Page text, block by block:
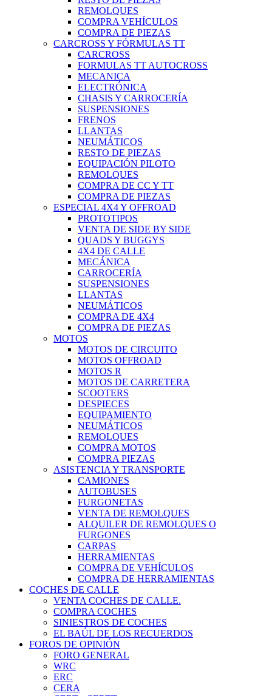
REMOLQUES
COMPRA VEHÍCULOS
COMPRA DE PIEZAS
CARCROSS Y FÓRMULAS TT
CARCROSS
FORMULAS TT AUTOCROSS
MECANICA
ELECTRÓNICA
CHASIS Y CARROCERÍA
SUSPENSIONES
FRENOS
LLANTAS
NEUMÁTICOS
RESTO DE PIEZAS
EQUIPACIÓN PILOTO
REMOLQUES
COMPRA DE CC Y TT
COMPRA DE PIEZAS
ESPECIAL 4X4 Y OFFROAD
PROTOTIPOS
VENTA DE SIDE BY SIDE
QUADS Y BUGGYS
4X4 DE CALLE
MECÁNICA
CARROCERÍA
SUSPENSIONES
LLANTAS
NEUMÁTICOS
COMPRA DE 4X4
COMPRA DE PIEZAS
MOTOS
MOTOS DE CIRCUITO
MOTOS OFFROAD
MOTOS R
MOTOS DE CARRETERA
SCOOTERS
DESPIECES
EQUIPAMIENTO
NEUMÁTICOS
REMOLQUES
COMPRA MOTOS
COMPRA PIEZAS
ASISTENCIA Y TRANSPORTE
CAMIONES
AUTOBUSES
FURGONETAS
VENTA DE REMOLQUES
ALQUILER DE REMOLQUES O
FURGONES
CARPAS
HERRAMIENTAS
COMPRA DE VEHÍCULOS
COMPRA DE HERRAMIENTAS
COCHES DE CALLE
VENTA COCHES DE CALLE.
COMPRA COCHES
SINIESTROS DE COCHES
EL BAÚL DE LOS RECUERDOS
FOROS DE OPINIÓN
FORO GENERAL
WRC
ERC
CERA